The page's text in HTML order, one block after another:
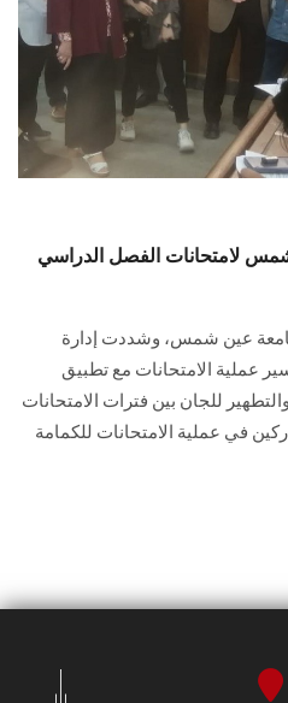
الطلاب
هيئة التدريس
الدراسات العليا
الزائـرون
الان
لامتحانات الفصل الدراسي
عين شمس، وشددت إدارة
عملية الامتحانات مع تطبيق
للجان بين فترات الامتحانات
في عملية الامتحانات للكمامة